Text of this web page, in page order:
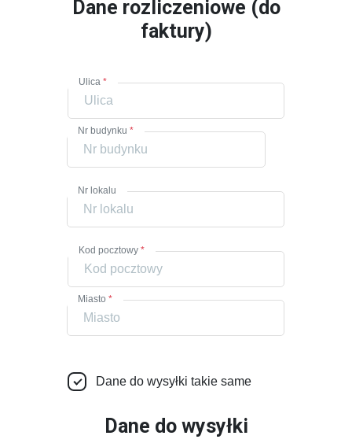
Dane rozliczeniowe (do
faktury)
Ulica*
Nr budynku*
Nr lokalu
Kod pocztowy*
Miasto*
Dane do wysyłki takie same
Dane do wysyłki